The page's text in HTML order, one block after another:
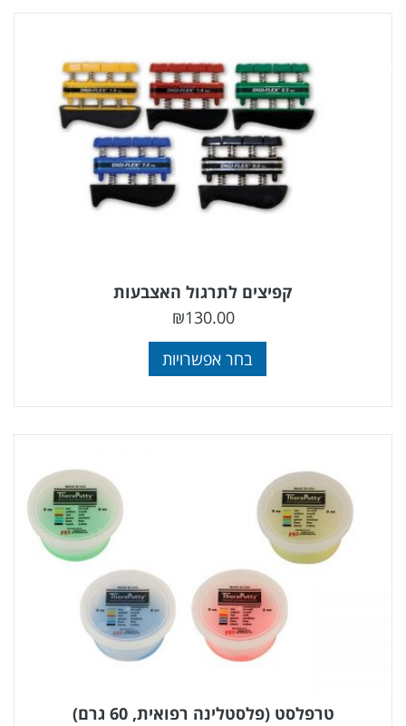
קפיצים לתרגול האצבעות
₪130.00
בחר אפשרויות
טרפלסט (פלסטלינה רפואית, 60 גרם)